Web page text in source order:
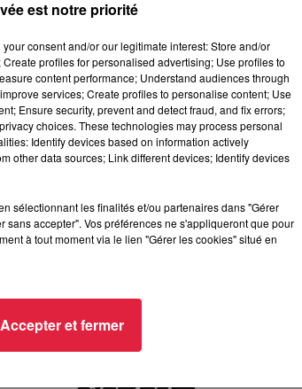
publics et privés
»),
est notre priorité
consent and/or our legitimate interest: Store and/or
profiles for personalised advertising; Use profiles to
content performance; Understand audiences through
services; Create profiles to personalise content; Use
Ensure security, prevent and detect fraud, and fix errors;
choices. These technologies may process personal
Identify devices based on information actively
other data sources; Link different devices; Identify devices
sélectionnant les finalités et/ou partenaires dans "Gérer
accepter". Vos préférences ne s'appliqueront que pour
à tout moment via le lien "Gérer les cookies" situé en
Accepter et fermer